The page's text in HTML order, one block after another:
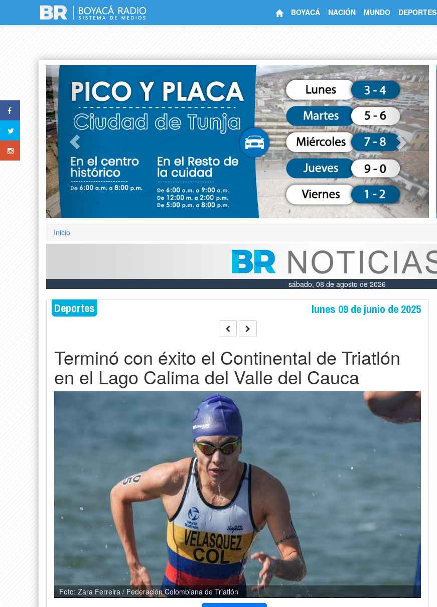
BOYACÁ NACIÓN MUNDO DEPORTES
Next
Inicio
sábado, 08 de agosto de 2026
Deportes lunes 09 de junio de 2025
Terminó con éxito el Continental de Triatlón
en el Lago Calima del Valle del Cauca
Foto: Zara Ferreira / Federación Colombiana de Triatlón